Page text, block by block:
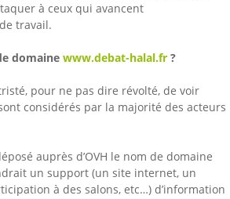
à ceux qui avancent
travail.
domaine www.debat-halal.fr ?
pour ne pas dire révolté, de voir
considérés par la majorité des acteurs
auprès d’OVH le nom de domaine
un support (un site internet, un
à des salons, etc…) d’information